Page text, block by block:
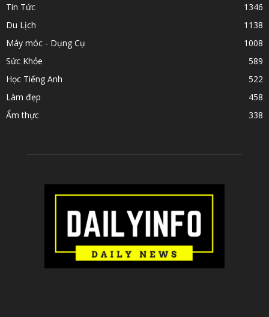
Tin Tức
1346
Du Lịch
1138
Máy móc - Dụng Cụ
1008
Sức Khỏe
589
Học Tiếng Anh
522
Làm đẹp
458
Ẩm thực
338